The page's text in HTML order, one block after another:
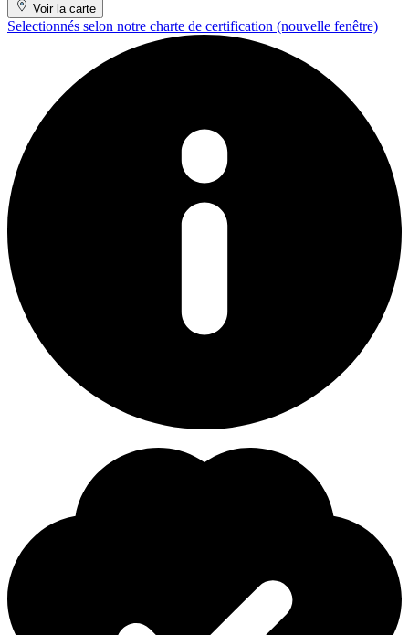
Voir la carte
Selectionnés selon notre charte de certification (nouvelle fenêtre)